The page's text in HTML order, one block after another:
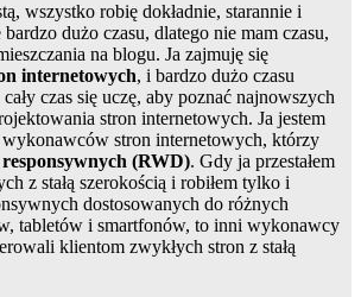
wszystko robię dokładnie, starannie i
dużo czasu, dlatego nie mam czasu,
na blogu. Ja zajmuję się
internetowych, i bardzo dużo czasu
czas się uczę, aby poznać najnowszych
stron internetowych. Ja jestem
stron internetowych, którzy
(RWD). Gdy ja przestałem
z stałą szerokością i robiłem tylko i
dostosowanych do różnych
tabletów i smartfonów, to inni wykonawcy
klientom zwykłych stron z stałą